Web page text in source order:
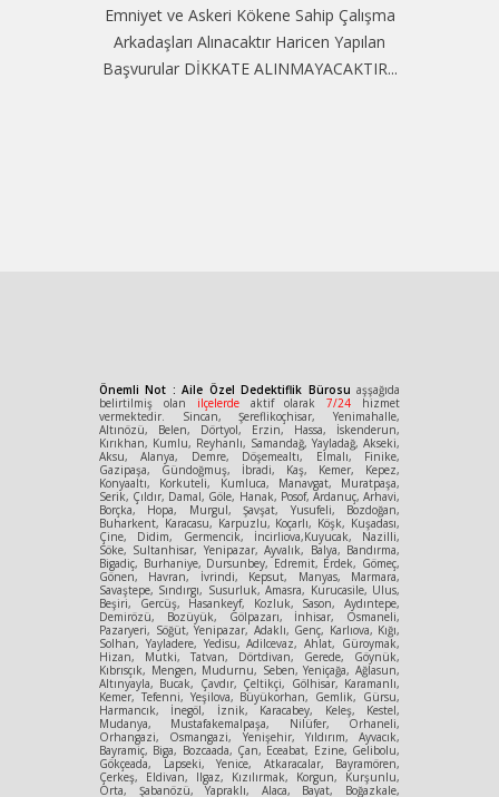
Emniyet ve Askeri Kökene Sahip Çalışma
Arkadaşları Alınacaktır Haricen Yapılan
Başvurular DİKKATE ALINMAYACAKTIR...
Önemli Not : Aile Özel Dedektiflik Bürosu aşşağıda
belirtilmiş olan ilçelerdeaktif olarak7/24 hizmet
vermektedir. Sincan, Şereflikoçhisar, Yenimahalle,
Altınözü, Belen, Dörtyol, Erzin, Hassa, İskenderun,
Kırıkhan, Kumlu, Reyhanlı, Samandağ, Yayladağ, Akseki,
Aksu, Alanya, Demre, Döşemealtı, Elmalı, Finike,
Gazipaşa, Gündoğmuş, İbradi, Kaş, Kemer, Kepez,
Konyaaltı, Korkuteli, Kumluca, Manavgat, Muratpaşa,
Serik, Çıldır, Damal, Göle, Hanak, Posof, Ardanuç, Arhavi,
Borçka, Hopa, Murgul, Şavşat, Yusufeli, Bozdoğan,
Buharkent, Karacasu, Karpuzlu, Koçarlı, Köşk, Kuşadası,
Çine, Didim, Germencik, İncirliova,Kuyucak, Nazilli,
Söke, Sultanhisar, Yenipazar, Ayvalık, Balya, Bandırma,
Bigadiç, Burhaniye, Dursunbey, Edremit, Erdek, Gömeç,
Gönen, Havran, İvrindi, Kepsut, Manyas, Marmara,
Savaştepe, Sındırgı, Susurluk, Amasra, Kurucasile, Ulus,
Beşiri, Gercüş, Hasankeyf, Kozluk, Sason, Aydıntepe,
Demirözü, Bozüyük, Gölpazarı, İnhisar, Osmaneli,
Pazaryeri, Söğüt, Yenipazar, Adaklı, Genç, Karlıova, Kığı,
Solhan, Yayladere, Yedisu, Adilcevaz, Ahlat, Güroymak,
Hizan, Mutki, Tatvan, Dörtdivan, Gerede, Göynük,
Kıbrısçık, Mengen, Mudurnu, Seben, Yeniçağa, Ağlasun,
Altınyayla, Bucak, Çavdır, Çeltikçi, Gölhisar, Karamanlı,
Kemer, Tefenni, Yeşilova, Büyükorhan, Gemlik, Gürsu,
Harmancık, İnegöl, İznik, Karacabey, Keleş, Kestel,
Mudanya, Mustafakemalpaşa, Nilüfer, Orhaneli,
Orhangazi, Osmangazi, Yenişehir, Yıldırım, Ayvacık,
Bayramiç, Biga, Bozcaada, Çan, Eceabat, Ezine, Gelibolu,
Gökçeada, Lapseki, Yenice, Atkaracalar, Bayramören,
Çerkeş, Eldivan, Ilgaz, Kızılırmak, Korgun, Kurşunlu,
Orta, Şabanözü, Yapraklı, Alaca, Bayat, Boğazkale,